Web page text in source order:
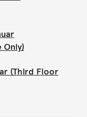
Only)
(Third Floor